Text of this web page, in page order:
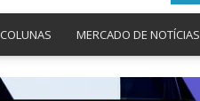
COLUNAS MERCADO DE NOTÍCIAS